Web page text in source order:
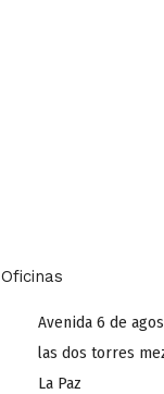
Oficinas
Avenida 6 de
las dos torres
La Paz